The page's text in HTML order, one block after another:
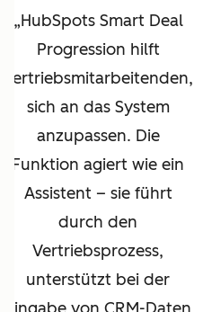
HubSpots Smart Deal
Progression hilft
Vertriebsmitarbeitenden,
sich an das System
anzupassen. Die
Funktion agiert wie ein
Assistent – sie führt
durch den
Vertriebsprozess,
unterstützt bei der